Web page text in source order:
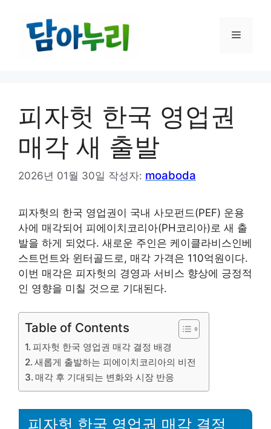
메
피자헛 한국 영업권
매각 새 출발
2026년 01월 30일 작성자: moaboda
피자헛의 한국 영업권이 국내 사모펀드(PEF) 운용
사에 매각되어 피에이치코리아(PH코리아)로 새 출
발을 하게 되었다. 새로운 주인은 케이클라비스인베
스트먼트와 윈터골드로, 매각 가격은 110억원이다.
이번 매각은 피자헛의 경영과 서비스 향상에 긍정적
인 영향을 미칠 것으로 기대된다.
Table of Contents
피자헛 한국 영업권 매각 결정 배경
새롭게 출발하는 피에이치코리아의 비전
매각 후 기대되는 변화와 시장 반응
피자헛 한국 영업권 매각 결정